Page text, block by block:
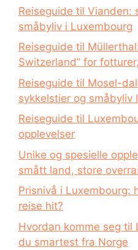
Reiseguide til Vianden:
småbyliv i Luxembourg
Reiseguide til
Switzerland” for
Reiseguide til Mosel-
sykkelstier og småbyliv
Reiseguide til
opplevelser
Unike og spesielle
smått land, store
Prisnivå i Luxembourg:
reise hit?
Hvordan komme seg til
du smartest fra Norge